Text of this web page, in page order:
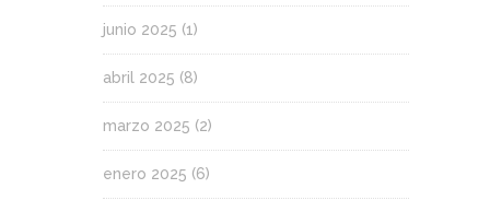
junio 2025 (1)
abril 2025 (8)
marzo 2025 (2)
enero 2025 (6)